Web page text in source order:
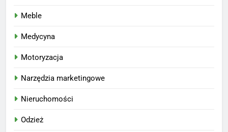
Meble
Medycyna
Motoryzacja
Narzędzia marketingowe
Nieruchomości
Odzież